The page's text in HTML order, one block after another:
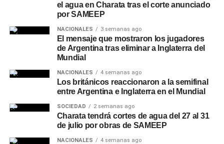
el agua en Charata tras el corte anunciado
por SAMEEP
NACIONALES 3 semanas ago
El mensaje que mostraron los jugadores
de Argentina tras eliminar a Inglaterra del
Mundial
NACIONALES 4 semanas ago
Los británicos reaccionaron a la semifinal
entre Argentina e Inglaterra en el Mundial
SOCIEDAD 2 semanas ago
Charata tendrá cortes de agua del 27 al 31
de julio por obras de SAMEEP
NACIONALES 4 semanas ago